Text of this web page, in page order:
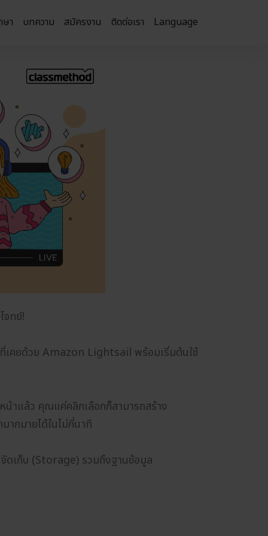
า บทความ สมัครงาน ติดต่อเรา Language
จทย์!
ที่เคยด้วย Amazon Lightsail พร้อมเริ่มต้นใช้
าแล้ว คุณแค่คลิกเลือกก็สามารถสร้าง
กมายได้ในไม่กี่นาที
ดเก็บ (Storage) รวมถึงฐานข้อมูล